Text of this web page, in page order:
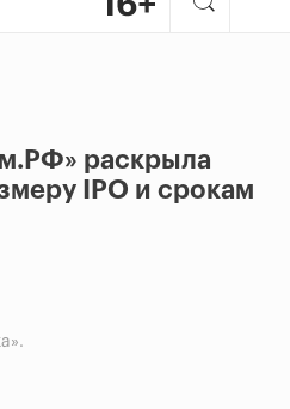
раскрыла
IPO и срокам